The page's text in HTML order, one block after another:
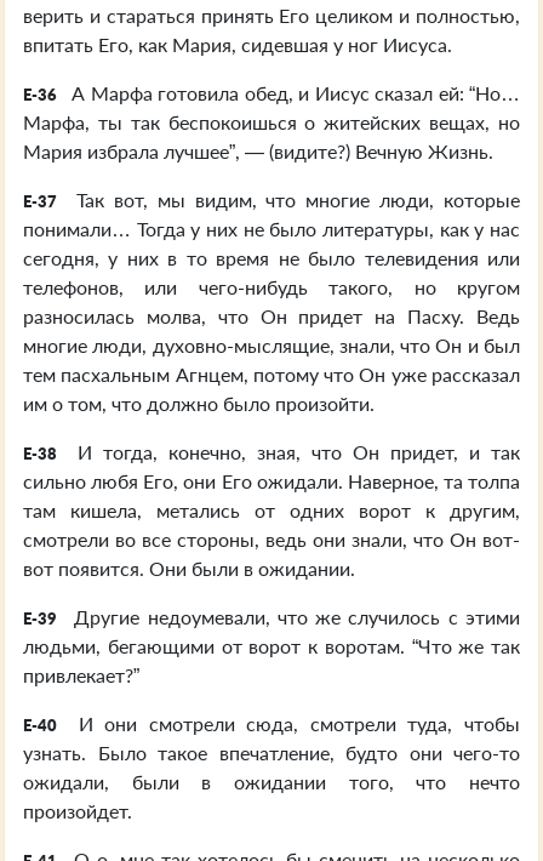
верить и стараться принять Его целиком и полностью,
впитать Его, как Мария, сидевшая у ног Иисуса.
E-36
А Марфа готовила обед, и Иисус сказал ей: “Но…
Марфа, ты так беспокоишься о житейских вещах, но
Мария избрала лучшее”, — (видите?) Вечную Жизнь.
E-37
Так вот, мы видим, что многие люди, которые
понимали… Тогда у них не было литературы, как у нас
сегодня, у них в то время не было телевидения или
телефонов, или чего-нибудь такого, но кругом
разносилась молва, что Он придет на Пасху. Ведь
многие люди, духовно-мыслящие, знали, что Он и был
тем пасхальным Агнцем, потому что Он уже рассказал
им о том, что должно было произойти.
E-38
И тогда, конечно, зная, что Он придет, и так
сильно любя Его, они Его ожидали. Наверное, та толпа
там кишела, метались от одних ворот к другим,
смотрели во все стороны, ведь они знали, что Он вот-
вот появится. Они были в ожидании.
E-39
Другие недоумевали, что же случилось с этими
людьми, бегающими от ворот к воротам. “Что же так
привлекает?”
E-40
И они смотрели сюда, смотрели туда, чтобы
узнать. Было такое впечатление, будто они чего-то
ожидали, были в ожидании того, что нечто
произойдет.